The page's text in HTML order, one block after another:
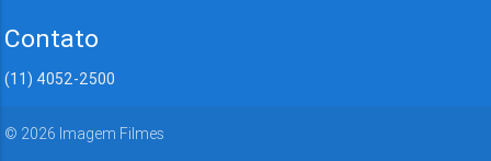
Contato
(11) 4052-2500
© 2026 Imagem Filmes